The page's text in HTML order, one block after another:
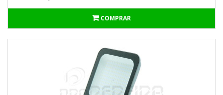
COMPRAR